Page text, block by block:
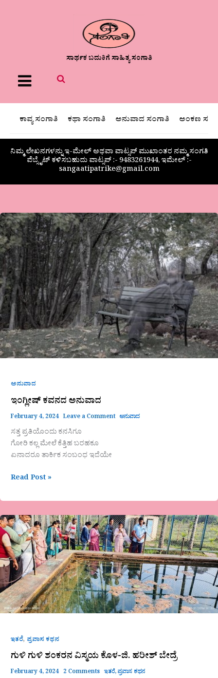
ಸಾರ್ಥಕ ಬದುಕಿಗೆ ಸಾಹಿತ್ಯ ಸಂಗಾತಿ
Menu
ಕಾವ್ಯ ಸಂಗಾತಿ ಕಥಾ ಸಂಗಾತಿ ಅನುವಾದ ಸಂಗಾತಿ ಅಂಕಣ
ನಿಮ್ಮ ಲೇಖನಗಳನ್ನು ಇ-ಮೇಲ್ ಅಥವಾ ವಾಟ್ಸಪ್ ಮುಖಾಂತರ ನಮ್ಮ ಸಂಗತಿ
ವೆಬ್ಸೈಟ್ ಕಳಿಸಬಹುದು ವಾಟ್ಸಪ್‌ :- 9483261944, ಇಮೇಲ್ :-
sangaatipatrike@gmail.com
ಅನುವಾದ
ಇಂಗ್ಲೀಷ್ ಕವನದ ಅನುವಾದ
February 4, 2024 Leave a Comment ಅನುವಾದ
ಸತ್ತ ಪ್ರತಿಯೊಂದು ಕನಸಿಗೂ
ಗೋರಿ ಕಲ್ಲ ಮೇಲೆ ಕೆತ್ತಿಹ ಬರಹಕೂ
ಏನಾದರೂ ತಾರ್ಕಿಕ ಸಂಬಂಧ ಇದೆಯೇ
ಇಂಗ್ಲೀಷ್
ಕವನದ
ಅನುವಾದ
Read Post »
ಇತರೆ, ಪ್ರವಾಸ ಕಥನ
ಗುಳಿ ಗುಳಿ ಶಂಕರನ ವಿಸ್ಮಯ ಕೊಳ-ಜಿ. ಹರೀಶ್ ಬೇದ್ರೆ
February 4, 2024 2 Comments ಇತರೆ,ಪ್ರವಾಸ ಕಥನ
ಗುಳಿ
ಗುಳಿ
ಶಂಕರನ
ವಿಸ್ಮಯ
ಕೊಳ-
ಜಿ.
ಹರೀಶ್
ಬೇದ್ರೆ